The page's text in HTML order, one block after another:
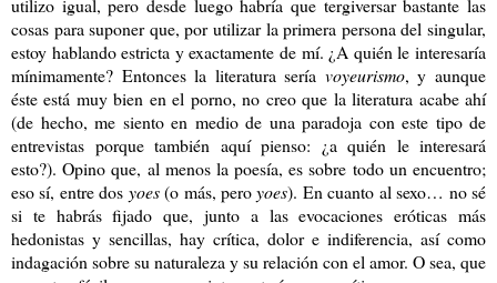
utilizo igual, pero desde luego habría que tergiversar bastante las
cosas para suponer que, por utilizar la primera persona del singular,
estoy hablando estricta y exactamente de mí. ¿A quién le interesaría
mínimamente? Entonces la literatura sería voyeurismo, y aunque
éste está muy bien en el porno, no creo que la literatura acabe ahí
(de hecho, me siento en medio de una paradoja con este tipo de
entrevistas porque también aquí pienso: ¿a quién le interesará
esto?). Opino que, al menos la poesía, es sobre todo un encuentro;
eso sí, entre dos yoes(o más, peroyoes). En cuanto al sexo… no sé
si te habrás fijado que, junto a las evocaciones eróticas más
hedonistas y sencillas, hay crítica, dolor e indiferencia, así como
indagación sobre su naturaleza y su relación con el amor. O sea, que